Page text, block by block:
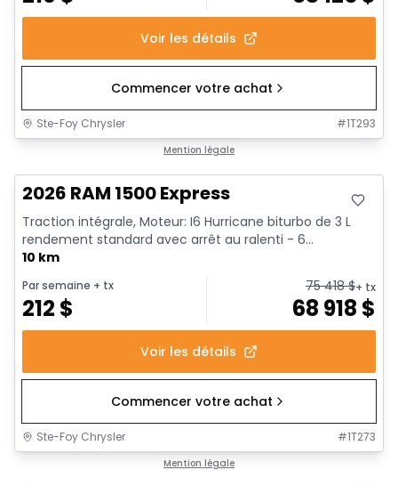
Voir les détails
Commencer votre achat
Ste-Foy Chrysler #1T293
Mention légale
2026 RAM 1500 Express
Traction intégrale, Moteur: I6 Hurricane biturbo de 3 L
rendement standard avec arrêt au ralenti - 6...
10 km
Par semaine + tx
212 $
75 418$+ tx
68 918 $
Voir les détails
Commencer votre achat
Ste-Foy Chrysler #1T273
Mention légale